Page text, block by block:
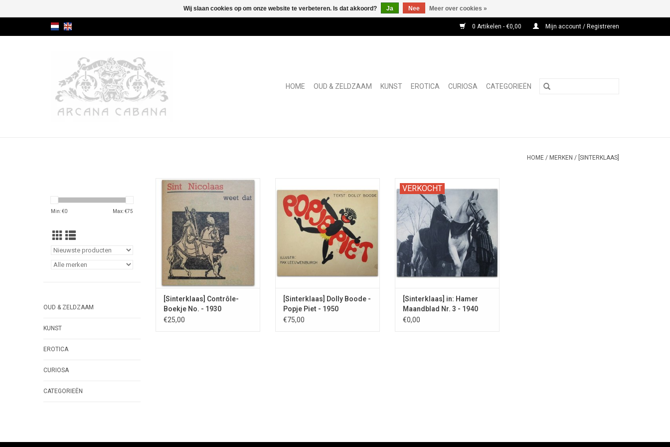
0 Artikelen - €0,00 Mijn account / Registreren
HOME OUD & ZELDZAAM KUNST EROTICA CURIOSA CATEGORIEËN
HOME / MERKEN / [SINTERKLAAS]
Min: €0 Max: €75
OUD & ZELDZAAM
KUNST
EROTICA
CURIOSA
CATEGORIEËN
Stempelboekje met advertenties
voor beschuit, banket en Sint
TOEVOEGEN AAN WINKELWAGEN
[Sinterklaas] Contrôle-
Boekje No. - 1930
€25,00
foute' Zwarte Piet rijmpjes.
TOEVOEGEN AAN WINKELWAGEN
[Sinterklaas] Dolly Boode -
Popje Piet - 1950
€75,00
VERKOCHT
Folkloristisch NSB magazine uit
de Tweede Wereldoorlog met
special over Sint Nicolaas en
Zwarte Piet.
[Sinterklaas] in: Hamer
Maandblad Nr. 3 - 1940
€0,00
Wij slaan cookies op om onze website te verbeteren. Is dat akkoord? Ja Nee Meer over cookies »